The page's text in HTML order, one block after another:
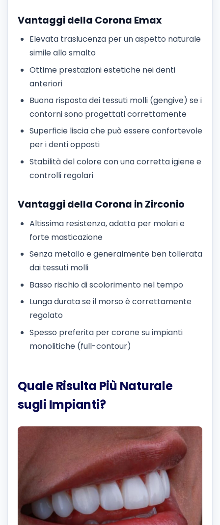
Vantaggi della Corona Emax
Elevata traslucenza per un aspetto naturale
simile allo smalto
Ottime prestazioni estetiche nei denti
anteriori
Buona risposta dei tessuti molli (gengive) se i
contorni sono progettati correttamente
Superficie liscia che può essere confortevole
per i denti opposti
Stabilità del colore con una corretta igiene e
controlli regolari
Vantaggi della Corona in Zirconio
Altissima resistenza, adatta per molari e
forte masticazione
Senza metallo e generalmente ben tollerata
dai tessuti molli
Basso rischio di scolorimento nel tempo
Lunga durata se il morso è correttamente
regolato
Spesso preferita per corone su impianti
monolitiche (full-contour)
Quale Risulta Più Naturale
sugli Impianti?